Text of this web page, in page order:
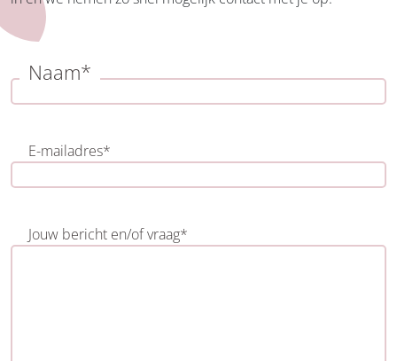
Naam*
o
a
E-mailadres*
Jouw bericht en/of vraag*